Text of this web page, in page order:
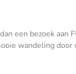
een bezoek aan
wandeling